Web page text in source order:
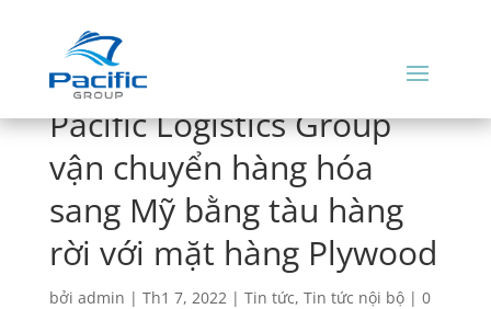
Pacific Logistics Group
vận chuyển hàng hóa
sang Mỹ bằng tàu hàng
rời với mặt hàng Plywood
bởi admin | Th1 7, 2022| Tin tức, Tin tức nội bộ| 0